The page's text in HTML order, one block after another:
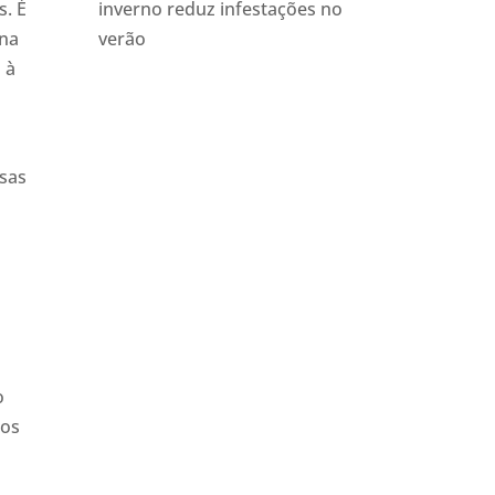
É
inverno reduz infestações no
verão